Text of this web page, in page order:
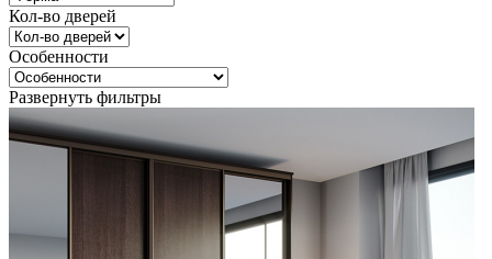
Кол-во дверей
Особенности
Развернуть фильтры